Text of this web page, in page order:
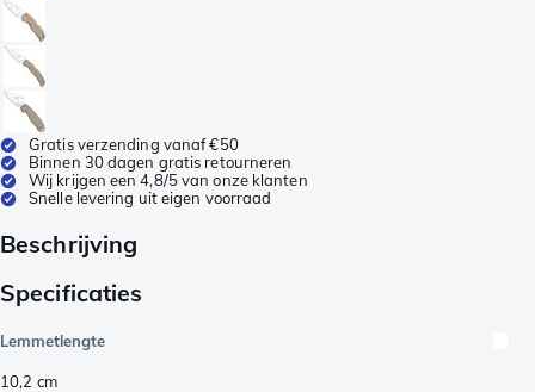
Gratis verzending vanaf €50
Binnen 30 dagen gratis retourneren
Wij krijgen een 4,8/5 van onze klanten
Snelle levering uit eigen voorraad
Beschrijving
Specificaties
Lemmetlengte
10,2 cm